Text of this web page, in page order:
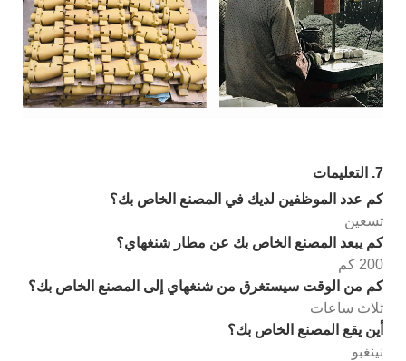
7. التعليمات
كم عدد الموظفين لديك في المصنع الخاص بك؟
تسعين
كم يبعد المصنع الخاص بك عن مطار شنغهاي؟
200 كم
كم من الوقت سيستغرق من شنغهاي إلى المصنع الخاص بك؟
ثلاث ساعات
أين يقع المصنع الخاص بك؟
نينغبو